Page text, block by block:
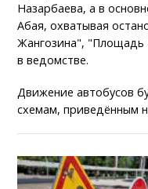
Назарбаева, а в
Абая, охватывая
Жангозина", "Площадь
в ведомстве.
Движение автобусов
схемам, приведённым